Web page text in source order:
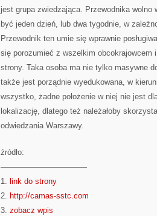
jest grupa zwiedzająca. Przewodnika
być jeden dzień, lub dwa tygodnie, w
Przewodnik ten umie się wprawnie
się porozumieć z wszelkim obcokrajowcem
strony. Taka osoba ma nie tylko masywne
także jest porządnie wyedukowana, w
wszystko, żadne położenie w niej nie jest
lokalizację, dlatego też należałoby
odwiedzania Warszawy.
źródło:
———————————
1. link do strony
2. http://camas-sstc.com
3. zobacz wpis